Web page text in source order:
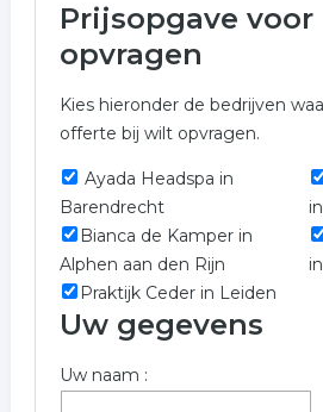
Haag
bedrijven voor u in de regio Den
van een prijs indicatie.
Voor meer informatie over
u het formulier invullen. wij
bedrijven gevonden.
Trefwoorden:
massage massage salon
reflexology acupressuur
Prijsopgave voor
opvragen
Kies hieronder de bedrijven
offerte bij wilt opvragen.
Ayada Headspa in
Barendrecht
Bianca de Kamper in
Alphen aan den Rijn
Praktijk Ceder in Leiden
Uw gegevens
Uw naam :